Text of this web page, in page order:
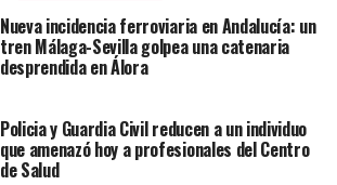
Nueva incidencia ferroviaria en Andalucía: un
tren Málaga-Sevilla golpea una catenaria
desprendida en Álora
Policia y Guardia Civil reducen a un individuo
que amenazó hoy a profesionales del Centro
de Salud